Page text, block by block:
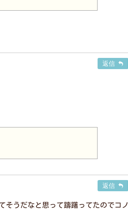
返信
返信
そうだなと思って躊躇ってたのでコノ